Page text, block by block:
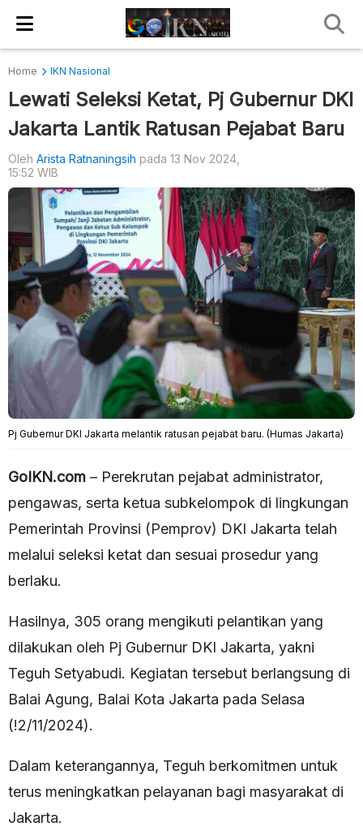
Home IKN Nasional
Lewati Seleksi Ketat, Pj Gubernur DKI
Jakarta Lantik Ratusan Pejabat Baru
Oleh Arista Ratnaningsih pada 13 Nov 2024,
15:52 WIB
Pj Gubernur DKI Jakarta melantik ratusan pejabat baru. (Humas Jakarta)
GoIKN.com – Perekrutan pejabat administrator,
pengawas, serta ketua subkelompok di lingkungan
Pemerintah Provinsi (Pemprov) DKI Jakarta telah
melalui seleksi ketat dan sesuai prosedur yang
berlaku.
Hasilnya, 305 orang mengikuti pelantikan yang
dilakukan oleh Pj Gubernur DKI Jakarta, yakni
Teguh Setyabudi. Kegiatan tersebut berlangsung di
Balai Agung, Balai Kota Jakarta pada Selasa
(!2/11/2024).
Dalam keterangannya, Teguh berkomitmen untuk
terus meningkatkan pelayanan bagi masyarakat di
Jakarta.